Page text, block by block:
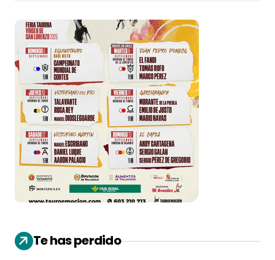
Te has perdido